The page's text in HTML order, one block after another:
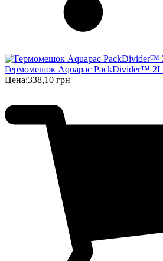
Гермомешок Aquapac PackDivider™ 2L
Цена:338,10 грн